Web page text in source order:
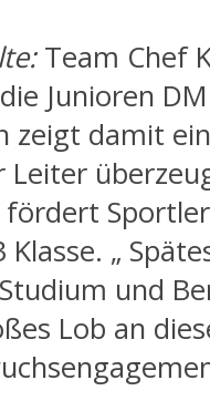
Team Chef
Junioren
zeigt damit
Leiter
fördert Sportler
„
und
Lob an